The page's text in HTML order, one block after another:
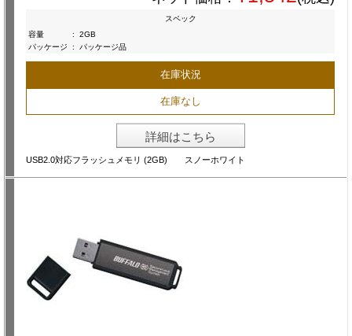
スペック
容量
:
2GB
パッケージ
: パッケージ品
在庫状況
在庫なし
詳細はこちら
USB2.0対応フラッシュメモリ (2GB) スノーホワイト